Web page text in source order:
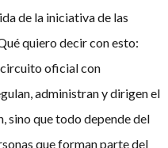
de la iniciativa de las
quiero decir con esto:
circuito oficial con
administran y dirigen el
sino que todo depende del
que forman parte del